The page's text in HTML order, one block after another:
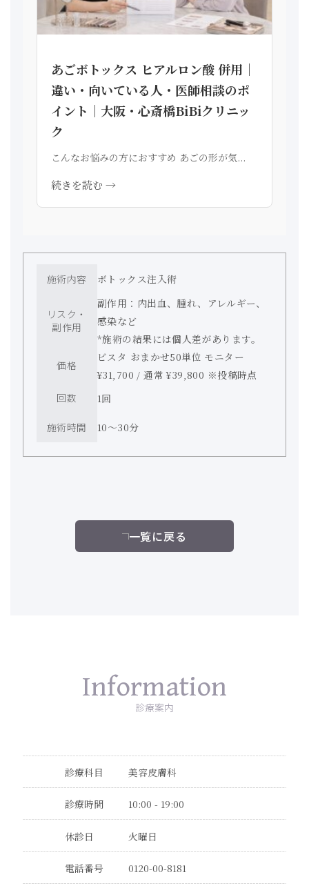
あごボトックス ヒアルロン酸 併用｜
違い・向いている人・医師相談のポ
イント｜大阪・心斎橋BiBiクリニッ
ク
こんなお悩みの方におすすめ あごの形が気...
続きを読む →
施術内容 ボトックス注入術
リスク・
副作用
副作用：内出血、腫れ、アレルギー、
感染など
*施術の結果には個人差があります。
価格
ビスタ おまかせ50単位 モニター
¥31,700 / 通常 ¥39,800 ※投稿時点
回数
1回
施術時間 10〜30分
一覧に戻る
Information
診療案内
診療科目 美容皮膚科
診療時間 10:00 - 19:00
休診日 火曜日
電話番号 0120-00-8181